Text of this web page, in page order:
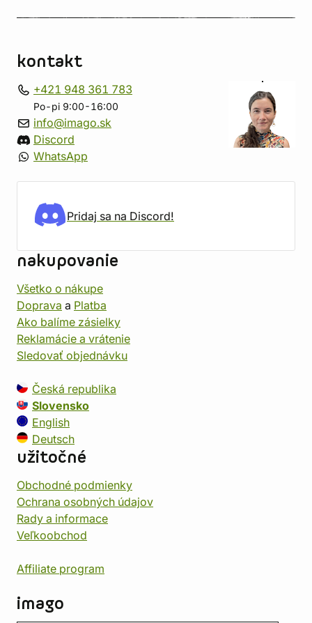
kontakt
+421 948 361 783
Po-pi 9:00-16:00
info@imago.sk
Discord
WhatsApp
Pridaj sa na Discord!
nakupovanie
Všetko o nákupe
Doprava a Platba
Ako balíme zásielky
Reklamácie a vrátenie
Sledovať objednávku
Česká republika
Slovensko
English
Deutsch
užitočné
Obchodné podmienky
Ochrana osobných údajov
Rady a informace
Veľkoobchod
Affiliate program
imago